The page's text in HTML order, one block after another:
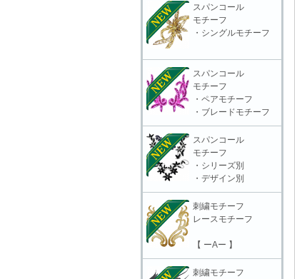
スパンコール
モチーフ
・シングルモチーフ
スパンコール
モチーフ
・ペアモチーフ
・ブレードモチーフ
スパンコール
モチーフ
・シリーズ別
・デザイン別
刺繍モチーフ
レースモチーフ
【 ーAー 】
刺繍モチーフ